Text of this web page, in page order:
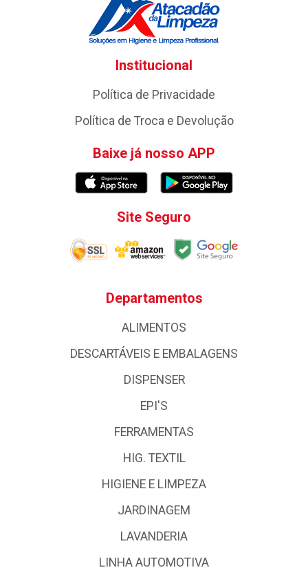
Institucional
Política de Privacidade
Política de Troca e Devolução
Baixe já nosso APP
Site Seguro
Departamentos
ALIMENTOS
DESCARTÁVEIS E EMBALAGENS
DISPENSER
EPI'S
FERRAMENTAS
HIG. TEXTIL
HIGIENE E LIMPEZA
JARDINAGEM
LAVANDERIA
LINHA AUTOMOTIVA